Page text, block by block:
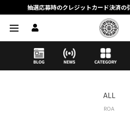
抽選応募時のクレジットカード決済の
【応募前に必ずお読みください】抽
MORTAR ONLINE STOREの
ALL
ROA